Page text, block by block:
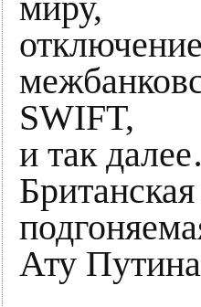
миру,
SWIFT,
и так
Ату